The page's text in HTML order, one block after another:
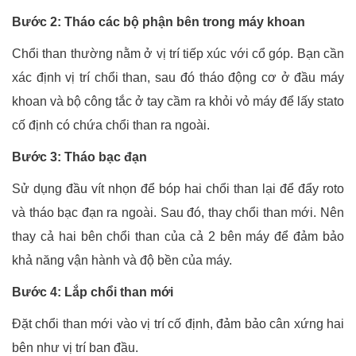
Bước 2: Tháo các bộ phận bên trong máy khoan
Chổi than thường nằm ở vị trí tiếp xúc với cổ góp. Bạn cần
xác định vị trí chổi than, sau đó tháo động cơ ở đầu máy
khoan và bộ công tắc ở tay cầm ra khỏi vỏ máy để lấy stato
cố định có chứa chổi than ra ngoài.
Bước 3: Tháo bạc đạn
Sử dụng đầu vít nhọn để bóp hai chổi than lại để đẩy roto
và tháo bạc đạn ra ngoài. Sau đó, thay chổi than mới. Nên
thay cả hai bên chổi than của cả 2 bên máy để đảm bảo
khả năng vận hành và độ bền của máy.
Bước 4: Lắp chổi than mới
Đặt chổi than mới vào vị trí cố định, đảm bảo cân xứng hai
bên như vị trí ban đầu.